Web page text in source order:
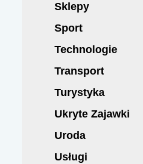
Sklepy
Sport
Technologie
Transport
Turystyka
Ukryte Zajawki
Uroda
Usługi